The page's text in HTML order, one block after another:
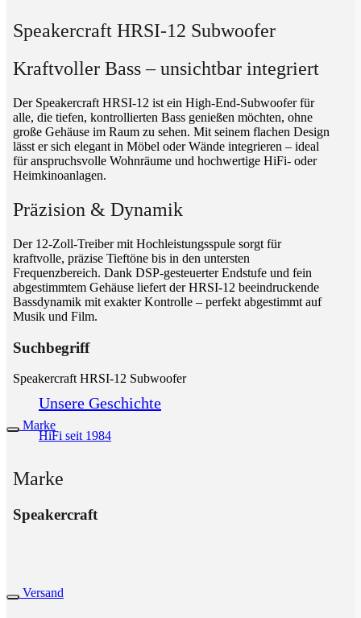
Unsere Geschichte
HiFi seit 1984
Speakercraft HRSI-12 Subwoofer
Kraftvoller Bass – unsichtbar integriert
Der Speakercraft HRSI-12 ist ein High-End-Subwoofer für
alle, die tiefen, kontrollierten Bass genießen möchten, ohne
große Gehäuse im Raum zu sehen. Mit seinem flachen Design
lässt er sich elegant in Möbel oder Wände integrieren – ideal
für anspruchsvolle Wohnräume und hochwertige HiFi- oder
Heimkinoanlagen.
Präzision & Dynamik
Der 12-Zoll-Treiber mit Hochleistungsspule sorgt für
kraftvolle, präzise Tieftöne bis in den untersten
Frequenzbereich. Dank DSP-gesteuerter Endstufe und fein
abgestimmtem Gehäuse liefert der HRSI-12 beeindruckende
Bassdynamik mit exakter Kontrolle – perfekt abgestimmt auf
Musik und Film.
Suchbegriff
Speakercraft HRSI-12 Subwoofer
Marke
Marke
Speakercraft
Versand